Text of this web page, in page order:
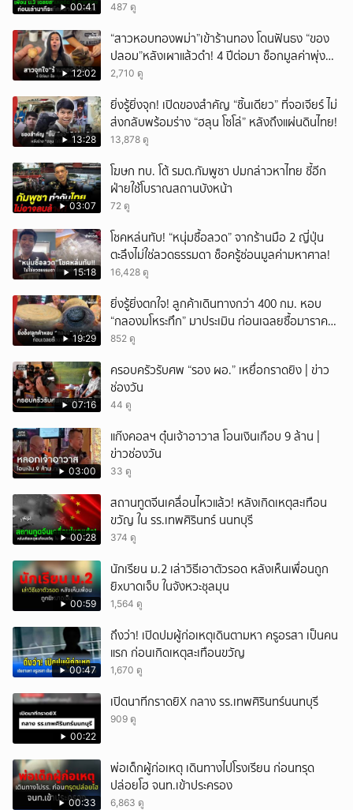
00:41 487 ดู
12:02
“สาวหอบทองพม่า”เข้าร้านทอง โดนฟันธง “ของ
ปลอม”หลังเผาแล้วดำ! 4 ปีต่อมา ช็อกมูลค่าพุ่ง
มหาศาล!
2,710 ดู
13:28
ยิ่งรู้ยิ่งจุก! เปิดของสำคัญ “ชิ้นเดียว” ที่จอเจียร์ ไม่
ส่งกลับพร้อมร่าง “ฮลุน โซโล่” หลังถึงแผ่นดินไทย!
13,878 ดู
03:07
โฆษก ทบ. โต้ รมต.กัมพูชา ปมกล่าวหาไทย ชี้อีก
ฝ่ายใช้โบราณสถานบังหน้า
72 ดู
15:18
โชคหล่นทับ! “หนุ่มซื้อลวด” จากร้านมือ 2 ญี่ปุ่น
ตะลึงไม่ใช่ลวดธรรมดา ช็อครู้ซ่อนมูลค่ามหาศาล!
16,428 ดู
19:29
ยิ่งรู้ยิ่งตกใจ! ลูกค้าเดินทางกว่า 400 กม. หอบ
“กลองมโหระทึก” มาประเมิน ก่อนเฉลยซื้อมาราคา
เท่าไหร่?
852 ดู
07:16
ครอบครัวรับศพ “รอง ผอ.” เหยื่อกราดยิง | ข่าว
ช่องวัน
44 ดู
03:00
แก๊งคอลฯ ตุ๋นเจ้าอาวาส โอนเงินเกือบ 9 ล้าน |
ข่าวช่องวัน
33 ดู
00:28
สถานทูตจีนเคลื่อนไหวแล้ว! หลังเกิดเหตุสะเทือน
ขวัญ ใน รร.เทพศิรินทร์ นนทบุรี
374 ดู
00:59
นักเรียน ม.2 เล่าวิธีเอาตัวรอด หลังเห็นเพื่อนถูก
ยิxบาดเจ็บ ในจังหวะชุลมุน
1,564 ดู
00:47
ถึงว่า! เปิดปมผู้ก่อเหตุเดินตามหา ครูอรสา เป็นคน
แรก ก่อนเกิดเหตุสะเทือนขวัญ
1,670 ดู
00:22
เปิดนาทีกราดยิX กลาง รร.เทพศิรินทร์นนทบุรี
909 ดู
00:33
พ่อเด็กผู้ก่อเหตุ เดินทางไปโรงเรียน ก่อนทรุด
ปล่อยโฮ จนท.เข้าประครอง
6,863 ดู